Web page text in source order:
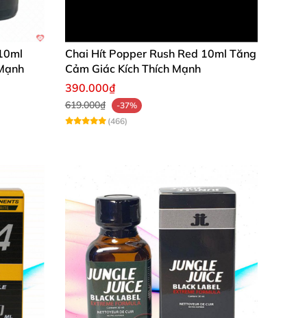
được ưa chuộng hàng đầu trong giới
Chai Hít Popper Rush Red 10ml Tăng
Cảm Giác Kích Thích Mạnh
390.000₫
619.000₫
-37%
(466)